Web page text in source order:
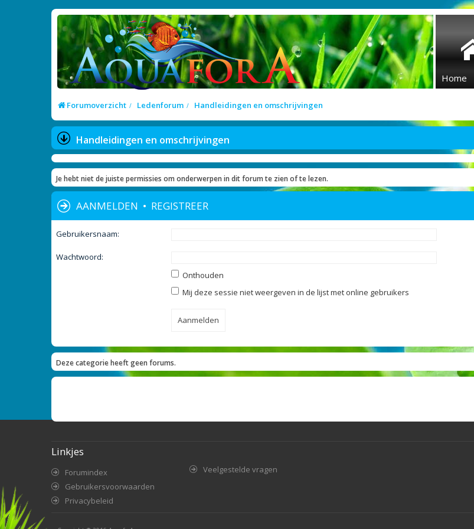
Home
Forumoverzicht Ledenforum Handleidingen en omschrijvingen
Handleidingen en omschrijvingen
Je hebt niet de juiste permissies om onderwerpen in dit forum te zien of te lezen.
AANMELDEN • REGISTREER
Gebruikersnaam:
Wachtwoord:
Onthouden
Mij deze sessie niet weergeven in de lijst met online gebruikers
Deze categorie heeft geen forums.
Linkjes
Forumindex
Gebruikersvoorwaarden
Privacybeleid
Veelgestelde vragen